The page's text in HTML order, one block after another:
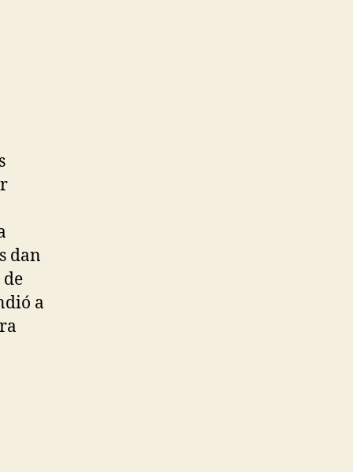
dan
a